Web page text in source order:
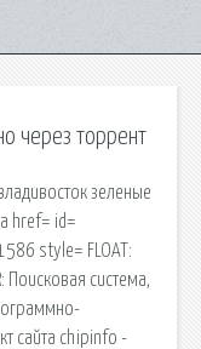
через торрент
зеленые
href= id=
style= FLOAT:
Поисковая сиcтема,
сайта chipinfo -